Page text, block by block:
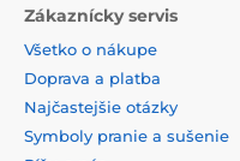
Zákaznícky servis
Všetko o nákupe
Doprava a platba
Najčastejšie otázky
Symboly pranie a sušenie